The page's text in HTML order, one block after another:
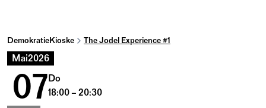
DemokratieKioske The Jodel Experience #1
Mai2026
07Do
18:00 – 20:30